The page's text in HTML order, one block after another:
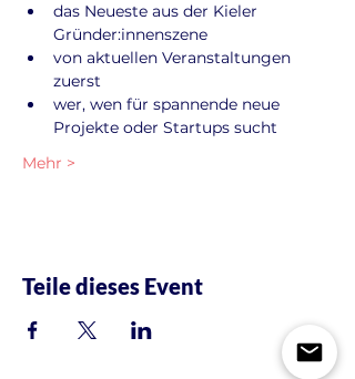
das Neueste aus der Kieler
Gründer:innenszene
von aktuellen Veranstaltungen
zuerst
wer, wen für spannende neue
Projekte oder Startups sucht
Mehr >
Teile dieses Event